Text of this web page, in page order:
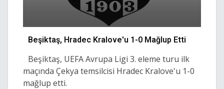
Beşiktaş, Hradec Kralove'u 1-0 Mağlup Etti
Beşiktaş, UEFA Avrupa Ligi 3. eleme turu ilk
maçında Çekya temsilcisi Hradec Kralove'u 1-0
mağlup etti.